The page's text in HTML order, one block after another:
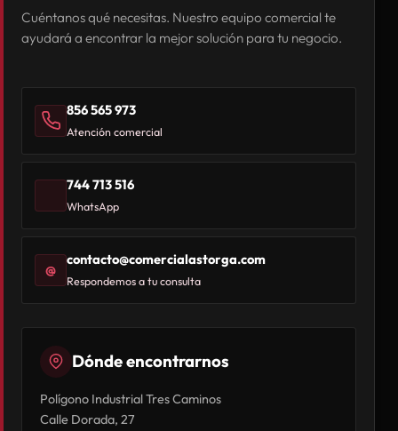
Cuéntanos qué necesitas. Nuestro equipo comercial te
ayudará a encontrar la mejor solución para tu negocio.
856 565 973
Atención comercial
744 713 516
WhatsApp
@
contacto@comercialastorga.com
Respondemos a tu consulta
Dónde encontrarnos
Polígono Industrial Tres Caminos
Calle Dorada, 27